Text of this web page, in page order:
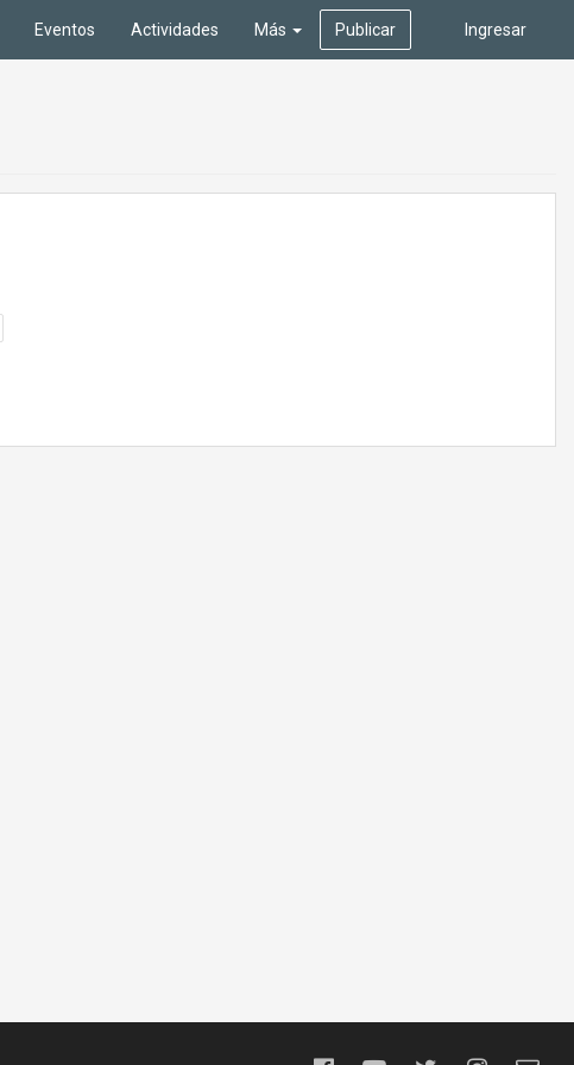
Ingresar
Eventos Actividades Más Publicar